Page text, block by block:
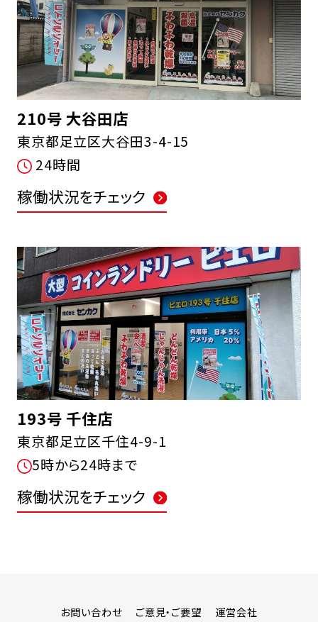
210号 大谷田店
東京都足立区大谷田3-4-15
24時間
稼働状況をチェック
193号 千住店
東京都足立区千住4-9-1
5時から24時まで
稼働状況をチェック
お問い合わせ ご意見・ご要望 運営会社